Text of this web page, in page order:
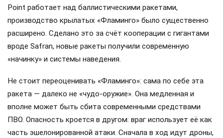
Point работает над баллистическими ракетами,
производство крылатых «Фламинго» было существенно
расширено. Сделано это за счёт кооперации с гигантами
вроде Safran, новые ракеты получили современную
«начинку» и системы наведения.
Не стоит переоценивать «Фламинго»: сама по себе эта
ракета — далеко не «чудо-оружие». Она медленная и
вполне может быть сбита современными средствами
ПВО. Опасность кроется в другом: враг использует её как
часть эшелонированной атаки. Сначала в ход идут дроны,